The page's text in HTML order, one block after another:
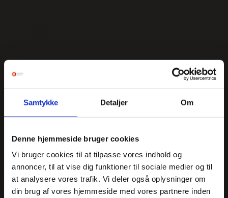
Samtykke Detaljer Om
Denne hjemmeside bruger cookies
Vi bruger cookies til at tilpasse vores indhold og
annoncer, til at vise dig funktioner til sociale medier og til
at analysere vores trafik. Vi deler også oplysninger om
din brug af vores hjemmeside med vores partnere inden